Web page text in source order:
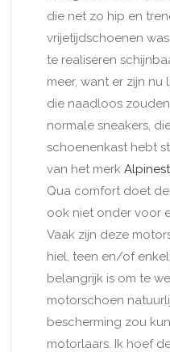
die net zo hip en
vrijetijdschoenen
te realiseren
meer, want er zijn nu
die naadloos
normale sneakers,
schoenenkast hebt
van het merk
Qua comfort doet
ook niet onder voor
Vaak zijn deze
hiel, teen en/of
belangrijk is om te
motorschoen
bescherming zou
motorlaars. Ik hoef